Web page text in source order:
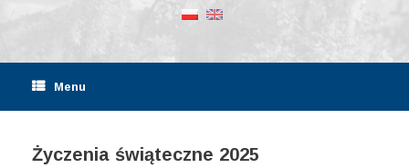
Menu
Życzenia świąteczne 2025